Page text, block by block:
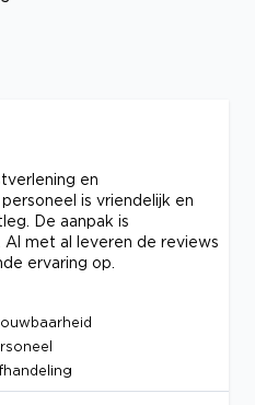
en
is vriendelijk en
De aanpak is
met al leveren de reviews
ervaring op.